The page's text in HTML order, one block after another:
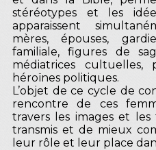
stéréotypes et les
apparaissent
mères, épouses,
familiale, figures de
médiatrices cultuelles,
héroïnes politiques.
L’objet de ce cycle de
rencontre de ces
travers les images et
transmis et de mieux
leur rôle et leur place